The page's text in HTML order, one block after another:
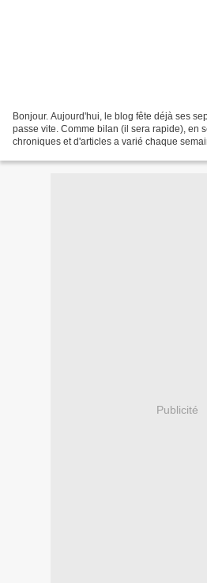
Bonjour. Aujourd'hui, le blog fête déjà ses
passe vite. Comme bilan (il sera rapide), en
chroniques et d'articles a varié chaque
Publicité